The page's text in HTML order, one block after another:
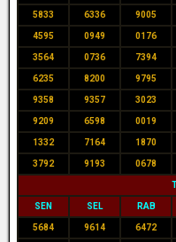
5833 6336 9005
4595 0949 0176
3564 0736 7394
6235 8200 9795
9358 9357 3023
9209 6598 0019
1332 7164 1870
3792 9193 0678
SEN SEL RAB
5684 9614 6472